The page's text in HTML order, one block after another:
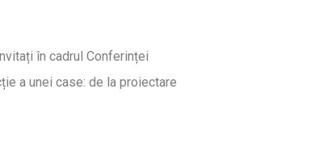
în cadrul Conferinței
a unei case: de la proiectare